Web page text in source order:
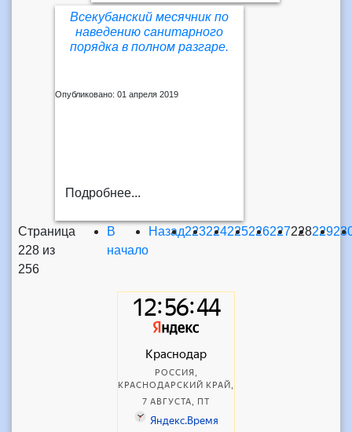
Всекубанский месячник по
наведению санитарного
порядка в полном разгаре.
Опубликовано: 01 апреля 2019
Подробнее...
Страница
228 из
256
В
начало
Назад223224225226227228229